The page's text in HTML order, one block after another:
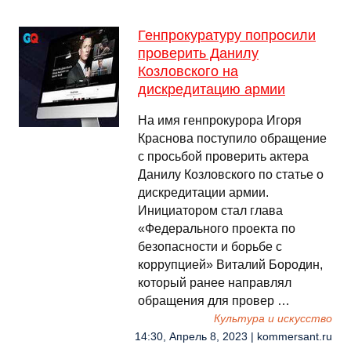
Генпрокуратуру попросили
проверить Данилу
Козловского на
дискредитацию армии
На имя генпрокурора Игоря
Краснова поступило обращение
с просьбой проверить актера
Данилу Козловского по статье о
дискредитации армии.
Инициатором стал глава
«Федерального проекта по
безопасности и борьбе с
коррупцией» Виталий Бородин,
который ранее направлял
обращения для провер …
Культура и искусство
14:30, Апрель 8, 2023 | kommersant.ru